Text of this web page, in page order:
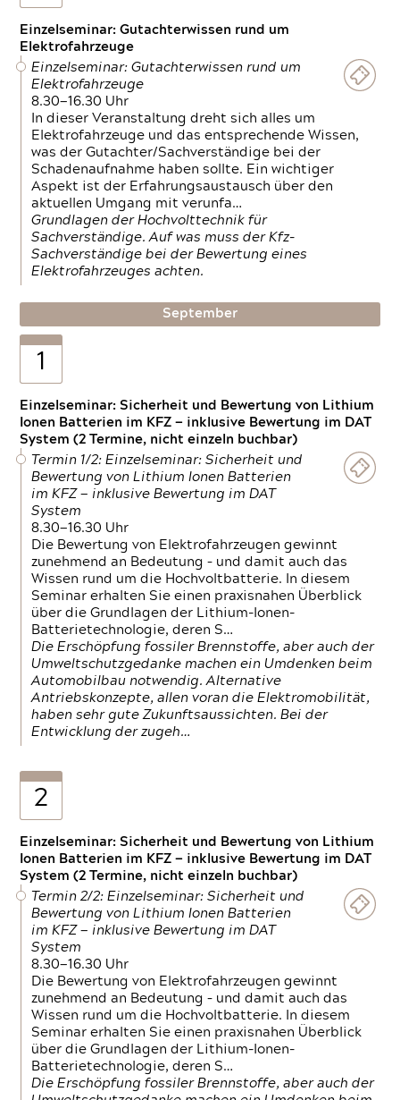
Einzelseminar: Gutachterwissen rund um
Elektrofahrzeuge
Einzelseminar: Gutachterwissen rund um
Elektrofahrzeuge
8.30—16.30 Uhr
In dieser Veranstaltung dreht sich alles um
Elektrofahrzeuge und das entsprechende Wissen,
was der Gutachter/Sachverständige bei der
Schadenaufnahme haben sollte. Ein wichtiger
Aspekt ist der Erfahrungsaustausch über den
aktuellen Umgang mit verunfa…
Grundlagen der Hochvolttechnik für
Sachverständige. Auf was muss der Kfz-
Sachverständige bei der Bewertung eines
Elektrofahrzeuges achten.
September
1
Einzelseminar: Sicherheit und Bewertung von Lithium
Ionen Batterien im KFZ — inklusive Bewertung im DAT
System (2 Termine, nicht einzeln buchbar)
Termin 1/2: Einzelseminar: Sicherheit und
Bewertung von Lithium Ionen Batterien
im KFZ — inklusive Bewertung im DAT
System
8.30—16.30 Uhr
Die Bewertung von Elektrofahrzeugen gewinnt
zunehmend an Bedeutung – und damit auch das
Wissen rund um die Hochvoltbatterie. In diesem
Seminar erhalten Sie einen praxisnahen Überblick
über die Grundlagen der Lithium-Ionen-
Batterietechnologie, deren S…
Die Erschöpfung fossiler Brennstoffe, aber auch der
Umweltschutzgedanke machen ein Umdenken beim
Automobilbau notwendig. Alternative
Antriebskonzepte, allen voran die Elektromobilität,
haben sehr gute Zukunftsaussichten. Bei der
Entwicklung der zugeh…
2
Einzelseminar: Sicherheit und Bewertung von Lithium
Ionen Batterien im KFZ — inklusive Bewertung im DAT
System (2 Termine, nicht einzeln buchbar)
Termin 2/2: Einzelseminar: Sicherheit und
Bewertung von Lithium Ionen Batterien
im KFZ — inklusive Bewertung im DAT
System
8.30—16.30 Uhr
Die Bewertung von Elektrofahrzeugen gewinnt
zunehmend an Bedeutung – und damit auch das
Wissen rund um die Hochvoltbatterie. In diesem
Seminar erhalten Sie einen praxisnahen Überblick
über die Grundlagen der Lithium-Ionen-
Batterietechnologie, deren S…
Die Erschöpfung fossiler Brennstoffe, aber auch der